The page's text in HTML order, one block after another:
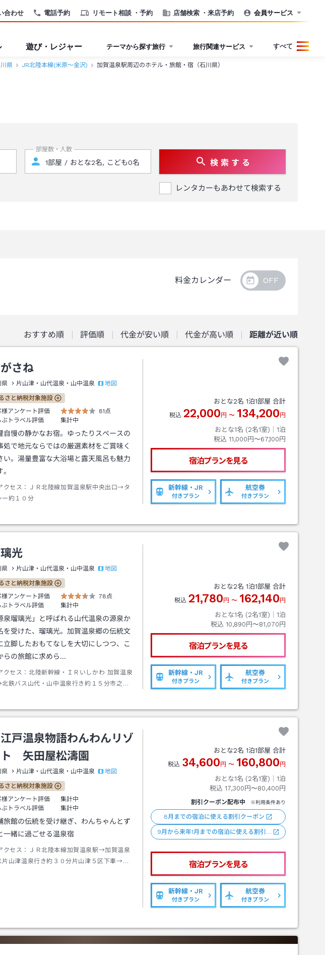
電話予約 リモート相談 ・予約 店舗検索 ・来店予約
合わせ 会員サービス
遊び・レジャー テーマから探す旅行 旅行関連サービス すべて
県 JR北陸本線(米原～金沢) 加賀温泉駅周辺のホテル・旅館・宿（石川県）
部屋数・人数
検 索 す る
レンタカーもあわせて検索する
料金カレンダー
おすすめ順 評価順 代金が安い順 代金が高い順 距離が近い順
さね
県 片山津・山代温泉・山中温泉 地図
さと納税対象施設
様アンケート評価
81点
ぶトラベル評価
集計中
自慢の静かなお宿。ゆったりスペースの
処で地元ならではの厳選素材をご賞味く
い。湯量豊富な大浴場と露天風呂も魅力
クセス：
ＪＲ北陸線加賀温泉駅中央出口→タ
ー約１０分
おとな2名 1泊1部屋 合計
税込 22,000 円 〜 134,200 円
おとな1名 (2名1室)｜ 1泊
税込 11,000円〜67,100円
宿泊プランを見る
新幹線・JR
付きプラン
航空券
付きプラン
光
県 片山津・山代温泉・山中温泉 地図
さと納税対象施設
様アンケート評価
78点
ぶトラベル評価
集計中
泉瑠璃光」と呼ばれる山代温泉の源泉か
を受けた、瑠璃光。加賀温泉郷の伝統文
立脚したおもてなしを大切にしつつ、こ
らの旅館に求めら…
クセス： 北陸新幹線・ＩＲいしかわ 加賀温泉
鉄バス山代・山中温泉行き約１５分市之瀬
おとな2名 1泊1部屋 合計
税込 21,780 円 〜 162,140 円
おとな1名 (2名1室)｜ 1泊
税込 10,890円〜81,070円
宿泊プランを見る
新幹線・JR
付きプラン
航空券
付きプラン
戸温泉物語わんわんリゾ
矢田屋松濤園
県 片山津・山代温泉・山中温泉 地図
さと納税対象施設
様アンケート評価
集計中
ぶトラベル評価
集計中
旅館の伝統を受け継ぎ、わんちゃんとず
一緒に過ごせる温泉宿
クセス：
ＪＲ北陸本線加賀温泉駅→加賀温泉
片山津温泉行き約３０分片山津５区下車→徒
おとな2名 1泊1部屋 合計
税込 34,600 円 〜 160,800 円
おとな1名 (2名1室)｜ 1泊
税込 17,300円〜80,400円
割引クーポン配布中 ※利用条件あり
8月までの宿泊に使える割引クーポン
9月から来年1月までの宿泊に使える割引…
宿泊プランを見る
新幹線・JR
付きプラン
航空券
付きプラン